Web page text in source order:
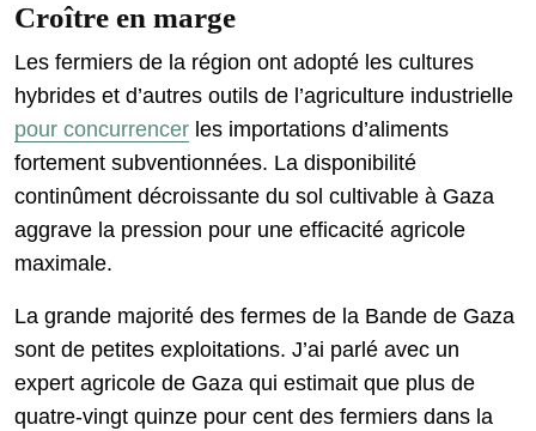
Croître en marge
Les fermiers de la région ont adopté les cultures
hybrides et d’autres outils de l’agriculture industrielle
pour concurrencer les importations d’aliments
fortement subventionnées. La disponibilité
continûment décroissante du sol cultivable à Gaza
aggrave la pression pour une efficacité agricole
maximale.
La grande majorité des fermes de la Bande de Gaza
sont de petites exploitations. J’ai parlé avec un
expert agricole de Gaza qui estimait que plus de
quatre-vingt quinze pour cent des fermiers dans la